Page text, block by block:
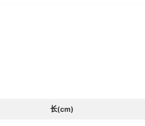
长(cm)